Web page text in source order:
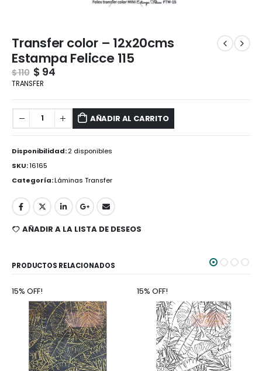
Transfer color – 12x20cms
Estampa Felicce 115
$110 $ 94
TRANSFER
AÑADIR AL CARRITO
Disponibilidad:2 disponibles
SKU:16165
Categoría:Láminas Transfer
AÑADIR A LA LISTA DE DESEOS
PRODUCTOS RELACIONADOS
15% OFF! 15% OFF!